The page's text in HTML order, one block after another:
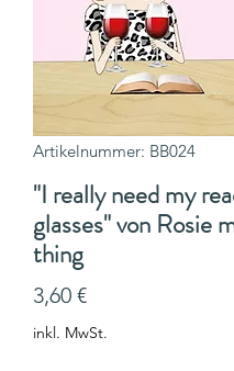
Artikelnummer: BB024
"I really need my
glasses" von Rosie
thing
3,60 €Preis
inkl. MwSt.